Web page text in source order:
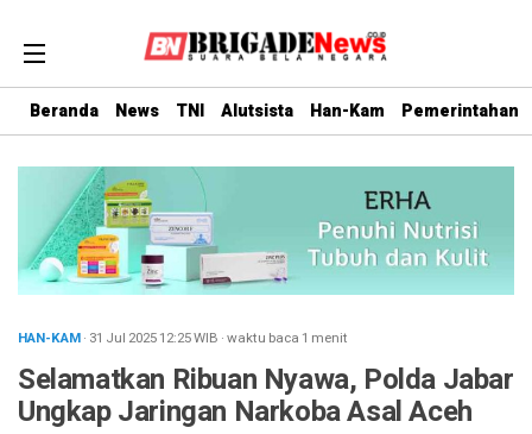
Beranda News TNI Alutsista Han-Kam Pemerintahan
HAN-KAM· 31 Jul 202512:25WIB ·waktu baca 1 menit
Selamatkan Ribuan Nyawa, Polda Jabar
Ungkap Jaringan Narkoba Asal Aceh